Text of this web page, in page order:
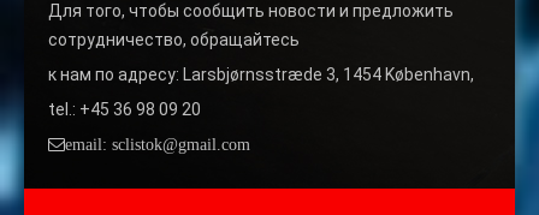
Для того, чтобы сообщить новости и предложить
сотрудничество, обращайтесь
к нам по адресу: Larsbjørnsstræde 3, 1454 København,
tel.: +45 36 98 09 20
email: sclistok@gmail.com